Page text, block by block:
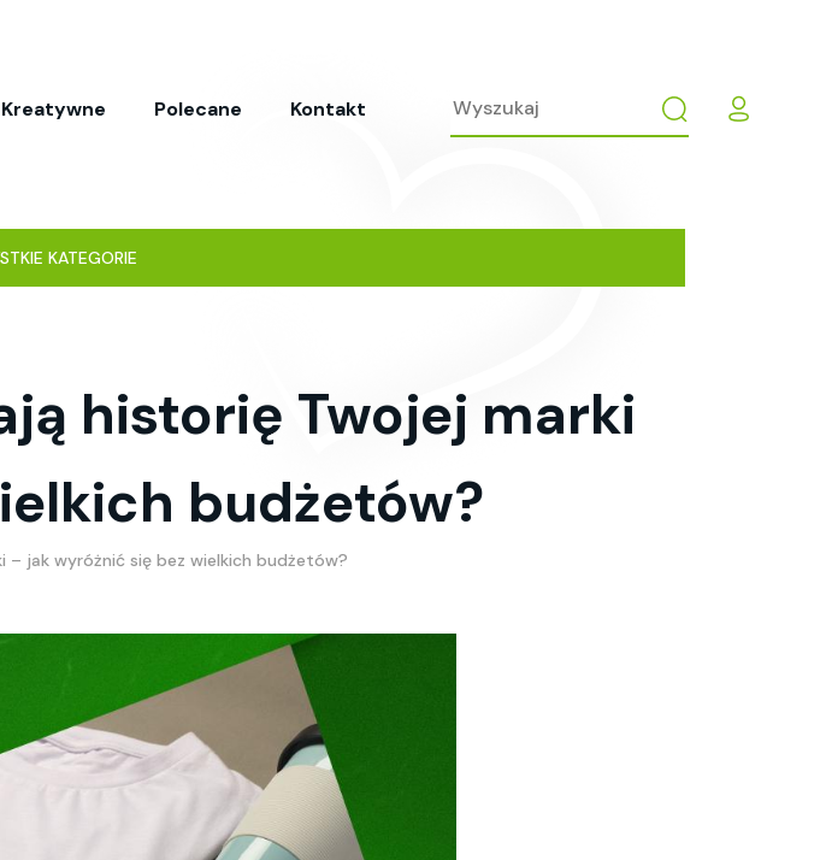
Kreatywne Polecane Kontakt
KATEGORIE
historię Twojej marki
budżetów?
jak wyróżnić się bez wielkich budżetów?